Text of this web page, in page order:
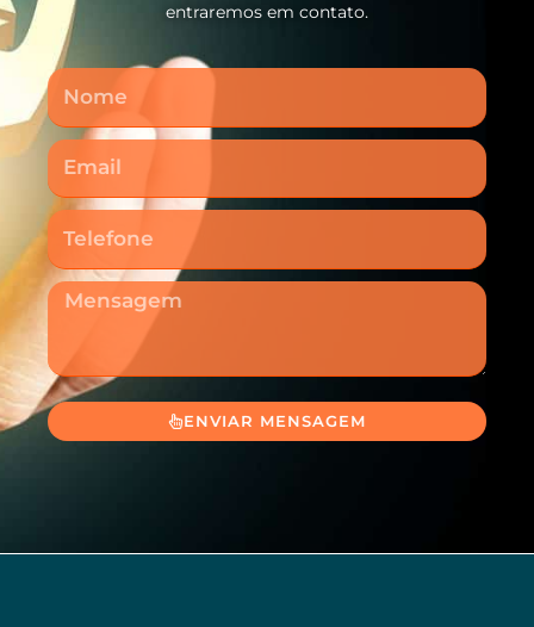
entraremos em contato.
Nome
Email
Telefone
Mensagem
ENVIAR MENSAGEM